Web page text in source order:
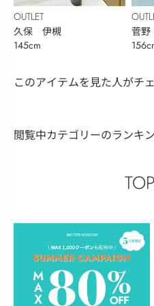
OUTLET
久保 伊槻
145cm
菅野
このアイテムを見た人がチ
閲覧中カテゴリーのランキ